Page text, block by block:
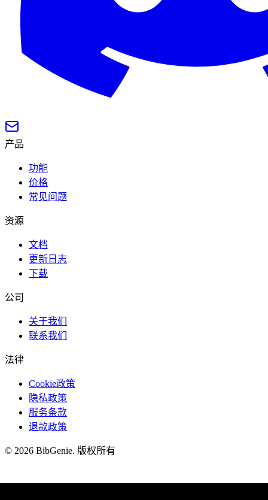
产品
功能
价格
常见问题
资源
文档
更新日志
下载
公司
关于我们
联系我们
法律
Cookie政策
隐私政策
服务条款
退款政策
© 2026 BibGenie. 版权所有